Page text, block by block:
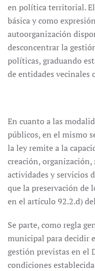
en política territorial.
básica y como
autoorganización
desconcentrar la
políticas, graduando
de entidades vecinales
En cuanto a las
públicos, en el mismo
la ley remite a la
creación,
actividades y servicios
que la preservación de
en el artículo 92.2.d)
Se parte, como regla
municipal para decidir
gestión previstas en el
condiciones